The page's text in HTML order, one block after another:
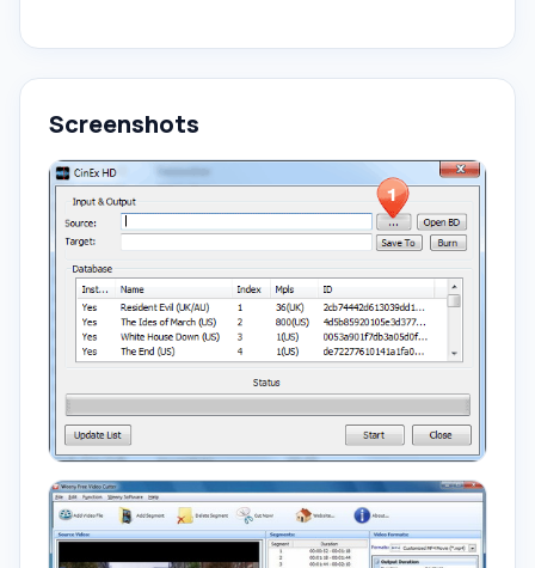
Screenshots